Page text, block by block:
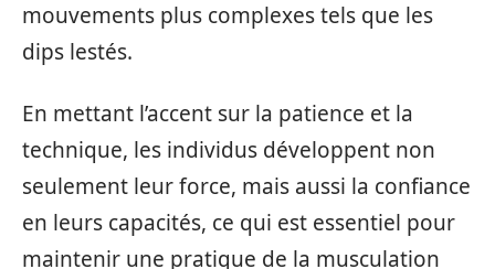
mouvements plus complexes tels que les
dips lestés.
En mettant l’accent sur la patience et la
technique, les individus développent non
seulement leur force, mais aussi la confiance
en leurs capacités, ce qui est essentiel pour
maintenir une pratique de la musculation